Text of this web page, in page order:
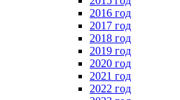
2016 год
2017 год
2018 год
2019 год
2020 год
2021 год
2022 год